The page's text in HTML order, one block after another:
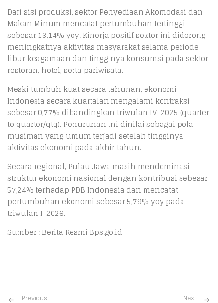
Dari sisi produksi, sektor Penyediaan Akomodasi dan
Makan Minum mencatat pertumbuhan tertinggi
sebesar 13,14% yoy. Kinerja positif sektor ini didorong
meningkatnya aktivitas masyarakat selama periode
libur keagamaan dan tingginya konsumsi pada sektor
restoran, hotel, serta pariwisata.
Meski tumbuh kuat secara tahunan, ekonomi
Indonesia secara kuartalan mengalami kontraksi
sebesar 0,77% dibandingkan triwulan IV-2025 (quarter
to quarter/qtq). Penurunan ini dinilai sebagai pola
musiman yang umum terjadi setelah tingginya
aktivitas ekonomi pada akhir tahun.
Secara regional, Pulau Jawa masih mendominasi
struktur ekonomi nasional dengan kontribusi sebesar
57,24% terhadap PDB Indonesia dan mencatat
pertumbuhan ekonomi sebesar 5,79% yoy pada
triwulan I-2026.
Sumber : Berita Resmi Bps.go.id
Previous Next